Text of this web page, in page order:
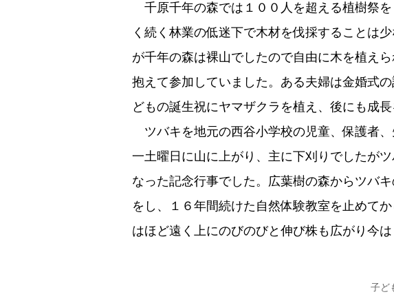
千原千年の森では１００人を超える植樹祭
く続く林業の低迷下で木材を伐採することは
が千年の森は裸山でしたので自由に木を植え
抱えて参加していました。ある夫婦は金婚式
どもの誕生祝にヤマザクラを植え、後にも成
ツバキを地元の西谷小学校の児童、保護者
一土曜日に山に上がり、主に下刈りでしたが
なった記念行事でした。広葉樹の森からツバ
をし、１６年間続けた自然体験教室を止めて
はほど遠く上にのびのびと伸び株も広がり今は
子ど